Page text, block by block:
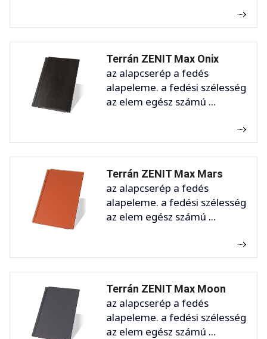
Terrán ZENIT Max Onix
az alapcserép a fedés
alapeleme. a fedési szélesség
az elem egész számú ...
Terrán ZENIT Max Mars
az alapcserép a fedés
alapeleme. a fedési szélesség
az elem egész számú ...
Terrán ZENIT Max Moon
az alapcserép a fedés
alapeleme. a fedési szélesség
az elem egész számú ...